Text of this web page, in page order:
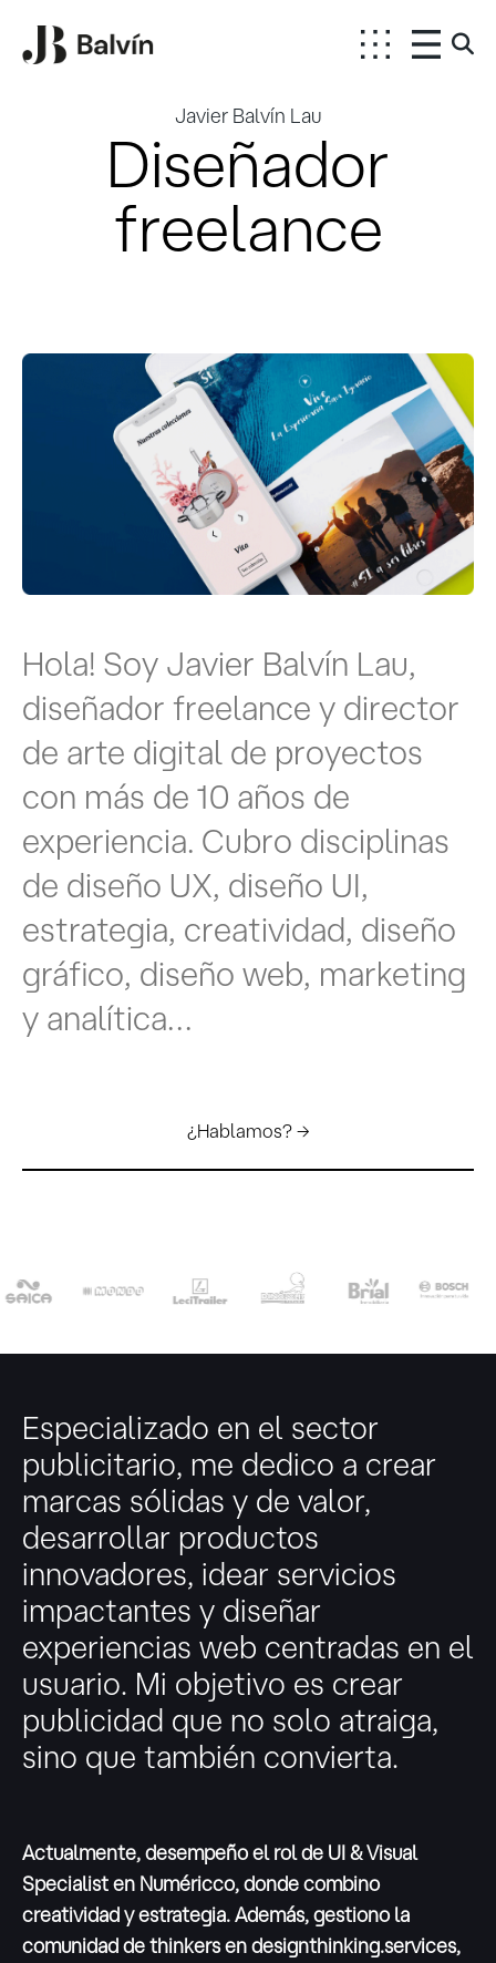
Javier Balvín Lau
Diseñador
freelance
Hola! Soy Javier Balvín Lau,
diseñador freelance y director
de arte digital de proyectos
con más de 10 años de
experiencia. Cubro disciplinas
de diseño UX, diseño UI,
estrategia, creatividad, diseño
gráfico, diseño web, marketing
y analítica…
¿Hablamos? →
Especializado en el sector
publicitario, me dedico a crear
marcas sólidas y de valor,
desarrollar productos
innovadores, idear servicios
impactantes y diseñar
experiencias web centradas en el
usuario. Mi objetivo es crear
publicidad que no solo atraiga,
sino que también convierta.
Actualmente, desempeño el rol de UI & Visual
Specialist en Numéricco, donde combino
creatividad y estrategia. Además, gestiono la
comunidad de thinkers en designthinking.services,